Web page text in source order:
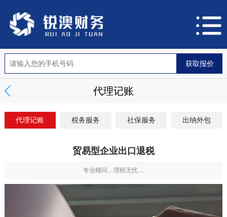
代理记账
代理记账 税务服务 社保服务 出纳外包
贸易型企业出口退税
专业顾问，理税无忧 ...